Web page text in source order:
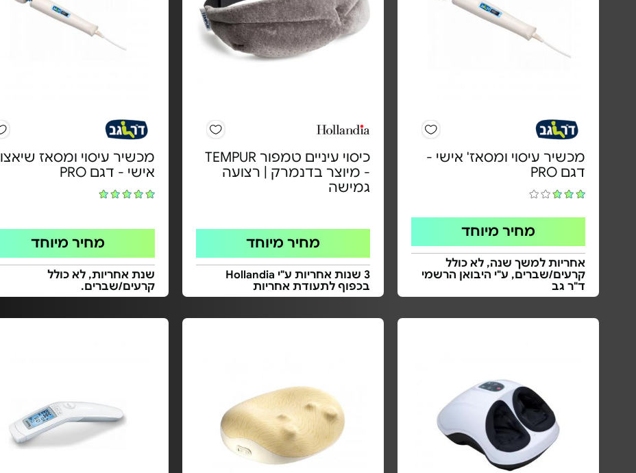
מכשיר עיסוי ומסאז' אישי -
דגם PRO
מחיר מיוחד
אחריות למשך שנה, לא כולל
קרעים/שברים, ע"י היבואן הרשמי
ד"ר גב
כיסוי עיניים טמפור TEMPUR
- מיוצר בדנמרק | רצועה
גמישה
מחיר מיוחד
3 שנות אחריות ע"י Hollandia
בכפוף לתעודת אחריות
מכשיר עיסוי ומסאז שיאצו
אישי - דגם PRO
מחיר מיוחד
שנת אחריות, לא כולל
קרעים/שברים.